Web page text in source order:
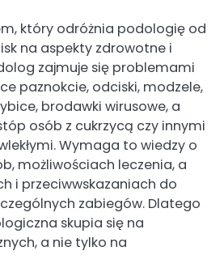
który odróżnia podologię od
na aspekty zdrowotne i
zajmuje się problemami
paznokcie, odciski, modzele,
brodawki wirusowe, a
osób z cukrzycą czy innymi
Wymaga to wiedzy o
możliwościach leczenia, a
i przeciwwskazaniach do
zabiegów. Dlatego
skupia się na
a nie tylko na